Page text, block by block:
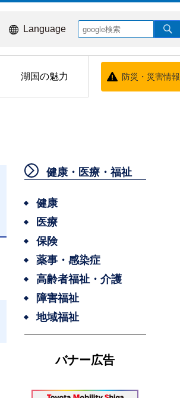
Language
湖国の魅力 防災・災害情報
健康・医療・福祉
健康
医療
保険
薬事・感染症
高齢者福祉・介護
障害福祉
地域福祉
バナー広告